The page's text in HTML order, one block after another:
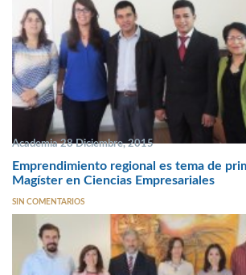
Academia 28 Diciembre, 2015
Emprendimiento regional es tema de
Magíster en Ciencias Empresariales
SIN COMENTARIOS